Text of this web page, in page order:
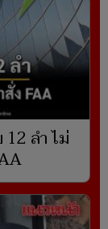
12 ลำ ไม่